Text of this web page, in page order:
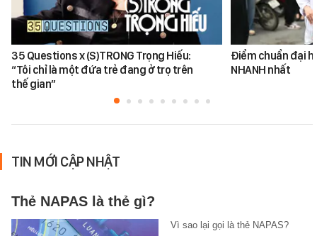
35 Questions x (S)TRONG Trọng Hiếu:
“Tôi chỉ là một đứa trẻ đang ở trọ trên
thế gian”
Điểm chuẩn đại
NHANH nhất
TIN MỚI CẬP NHẬT
Thẻ NAPAS là thẻ gì?
Vì sao lại gọi là thẻ NAPAS?